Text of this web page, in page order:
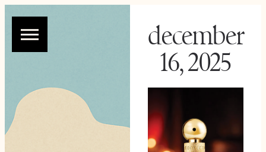
december
16, 2025